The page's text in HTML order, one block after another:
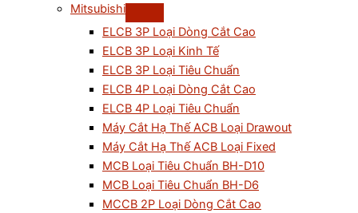
Mitsubishi
ELCB 3P Loại Dòng Cắt Cao
ELCB 3P Loại Kinh Tế
ELCB 3P Loại Tiêu Chuẩn
ELCB 4P Loại Dòng Cắt Cao
ELCB 4P Loại Tiêu Chuẩn
Máy Cắt Hạ Thế ACB Loại Drawout
Máy Cắt Hạ Thế ACB Loại Fixed
MCB Loại Tiêu Chuẩn BH-D10
MCB Loại Tiêu Chuẩn BH-D6
MCCB 2P Loại Dòng Cắt Cao